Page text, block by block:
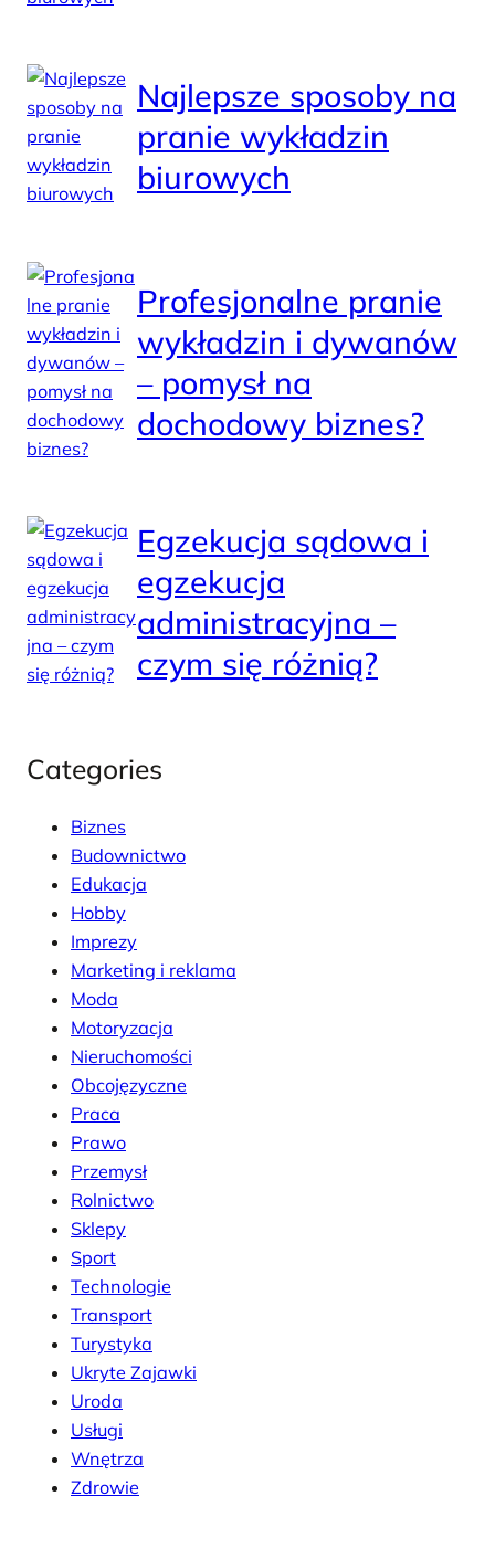
Najlepsze sposoby na
pranie wykładzin
biurowych
Profesjonalne pranie
wykładzin i dywanów
– pomysł na
dochodowy biznes?
Egzekucja sądowa i
egzekucja
administracyjna –
czym się różnią?
Categories
Biznes
Budownictwo
Edukacja
Hobby
Imprezy
Marketing i reklama
Moda
Motoryzacja
Nieruchomości
Obcojęzyczne
Praca
Prawo
Przemysł
Rolnictwo
Sklepy
Sport
Technologie
Transport
Turystyka
Ukryte Zajawki
Uroda
Usługi
Wnętrza
Zdrowie